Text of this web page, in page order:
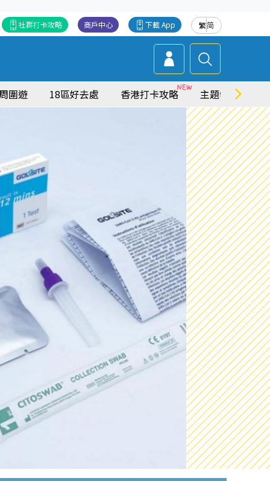
繁简
下載 App
商戶中心
社群打卡攻略
圍遊 18區好去處 香港打卡攻略 主題特集